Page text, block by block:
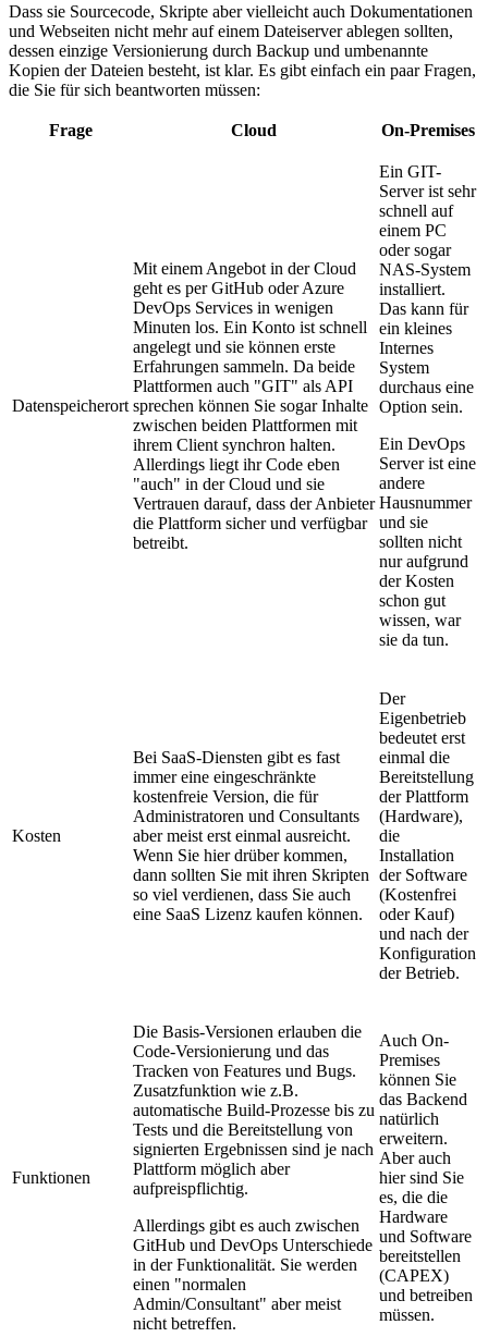
Dass sie Sourcecode, Skripte aber vielleicht auch Dokumentationen
und Webseiten nicht mehr auf einem Dateiserver ablegen sollten,
dessen einzige Versionierung durch Backup und umbenannte
Kopien der Dateien besteht, ist klar. Es gibt einfach ein paar Fragen,
die Sie für sich beantworten müssen:
Frage Cloud On-Premises
Datenspeicherort
Mit einem Angebot in der Cloud
geht es per GitHub oder Azure
DevOps Services in wenigen
Minuten los. Ein Konto ist schnell
angelegt und sie können erste
Erfahrungen sammeln. Da beide
Plattformen auch "GIT" als API
sprechen können Sie sogar Inhalte
zwischen beiden Plattformen mit
ihrem Client synchron halten.
Allerdings liegt ihr Code eben
"auch" in der Cloud und sie
Vertrauen darauf, dass der Anbieter
die Plattform sicher und verfügbar
betreibt.
Ein GIT-
Server ist sehr
schnell auf
einem PC
oder sogar
NAS-System
installiert.
Das kann für
ein kleines
Internes
System
durchaus eine
Option sein.
Ein DevOps
Server ist eine
andere
Hausnummer
und sie
sollten nicht
nur aufgrund
der Kosten
schon gut
wissen, war
sie da tun.
Kosten
Bei SaaS-Diensten gibt es fast
immer eine eingeschränkte
kostenfreie Version, die für
Administratoren und Consultants
aber meist erst einmal ausreicht.
Wenn Sie hier drüber kommen,
dann sollten Sie mit ihren Skripten
so viel verdienen, dass Sie auch
eine SaaS Lizenz kaufen können.
Der
Eigenbetrieb
bedeutet erst
einmal die
Bereitstellung
der Plattform
(Hardware),
die
Installation
der Software
(Kostenfrei
oder Kauf)
und nach der
Konfiguration
der Betrieb.
Funktionen
Die Basis-Versionen erlauben die
Code-Versionierung und das
Tracken von Features und Bugs.
Zusatzfunktion wie z.B.
automatische Build-Prozesse bis zu
Tests und die Bereitstellung von
signierten Ergebnissen sind je nach
Plattform möglich aber
aufpreispflichtig.
Allerdings gibt es auch zwischen
GitHub und DevOps Unterschiede
in der Funktionalität. Sie werden
einen "normalen
Admin/Consultant" aber meist
nicht betreffen.
Auch On-
Premises
können Sie
das Backend
natürlich
erweitern.
Aber auch
hier sind Sie
es, die die
Hardware
und Software
bereitstellen
(CAPEX)
und betreiben
müssen.